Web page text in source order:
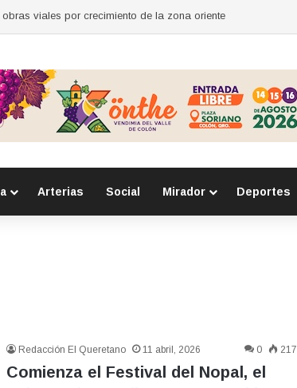
viales por crecimiento de la zona oriente
Arterias Social Mirador Deportes
Redacción El Queretano 11 abril, 2026 0 217
Comienza el Festival del Nopal, el